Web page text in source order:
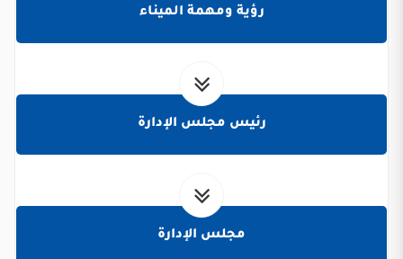
رؤية ومهمة الميناء
رئيس مجلس الإدارة
مجلس الإدارة